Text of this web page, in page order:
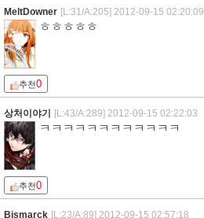
MeltDowner [L:31/A:205] 2012-09-15 02:20:09
ㅎㅎㅎㅎㅎ
추천0
상처이야기 [L:43/A:289] 2012-09-15 02:22:03
ㅋㅋㅋㅋㅋㅋㅋㅋㅋㅋㅋㅋ
추천0
Bismarck [L:23/A:89] 2012-09-15 02:57:18